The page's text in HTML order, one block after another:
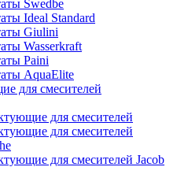
Swedbe
Ideal Standard
Giulini
Wasserkraft
Paini
AquaElite
для смесителей
для смесителей
для смесителей
для смесителей Jacob